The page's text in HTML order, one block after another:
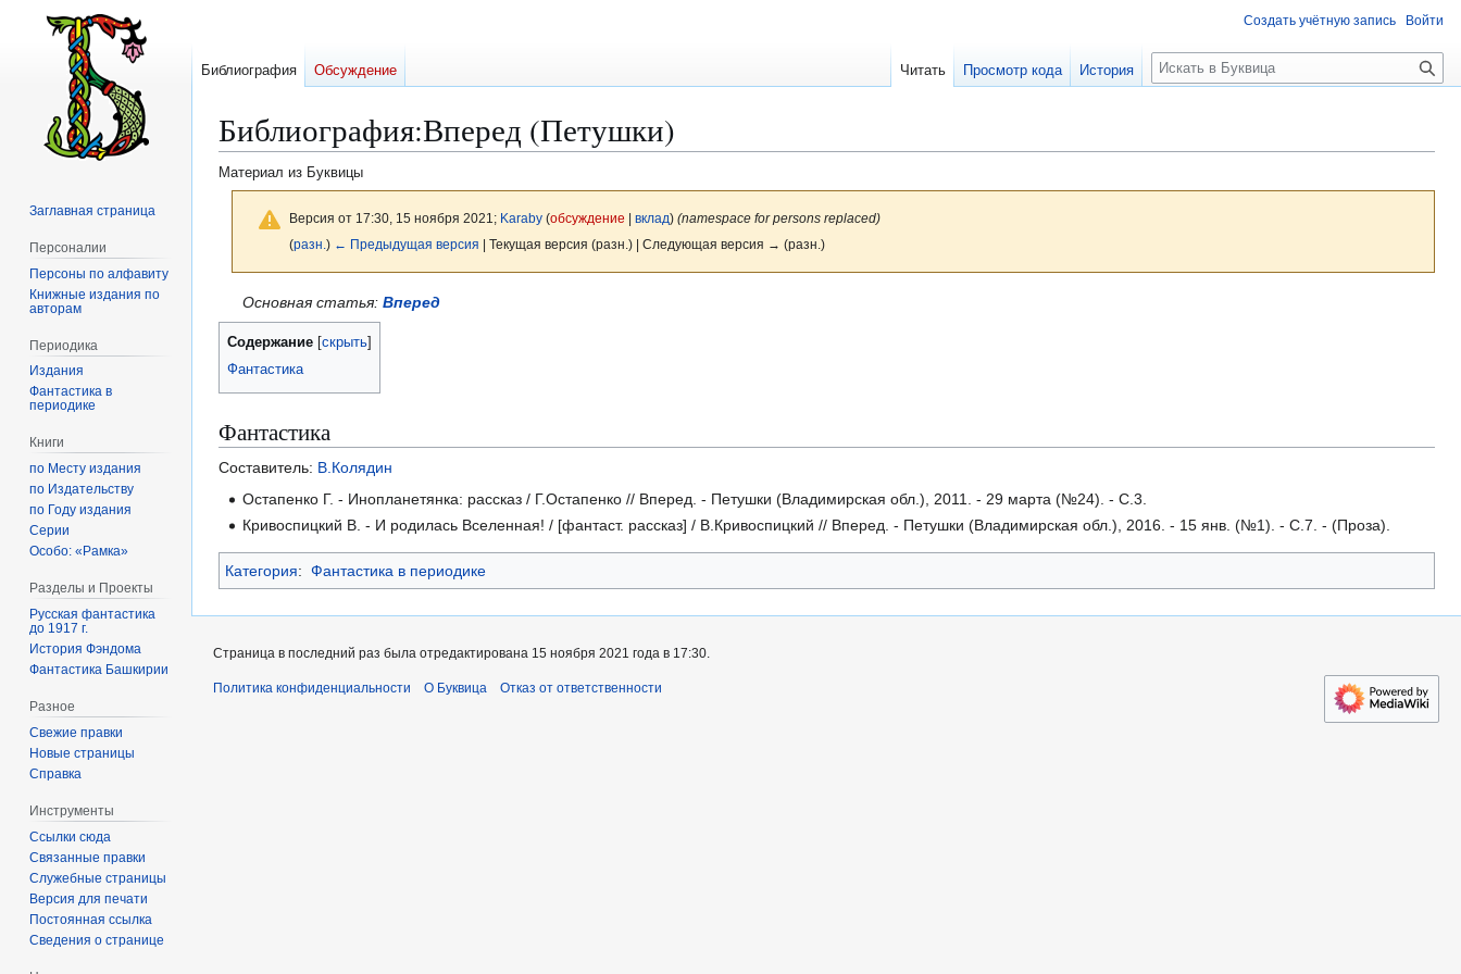
Библиография:Вперед (Петушки)
Материал из Буквицы
Версия от 17:30, 15 ноября 2021; Karaby (обсуждение вклад) (namespace for persons replaced)
(разн. ) ← Предыдущая версия | Текущая версия (разн.) | Следующая версия → (разн.)
Перейти
к
навигации
Перейти
к
поиску
Основная статья:Вперед
Содержание
Фантастика
Фантастика
Составитель: В.Колядин
Остапенко Г. - Инопланетянка: рассказ / Г.Остапенко // Вперед. - Петушки (Владимирская обл.), 2011. - 29 марта (№24). - С.3.
Кривоспицкий В. - И родилась Вселенная! / [фантаст. рассказ] / В.Кривоспицкий // Вперед. - Петушки (Владимирская обл.), 2016. - 15 янв. (№1). - С.7. - (Проза).
Категория: Фантастика в периодике
Создать учётную запись Войти
Библиография Обсуждение Читать Просмотр кода История
П
о
к
Заглавная страница
Персоналии
Персоны по алфавиту
Книжные издания по
авторам
Периодика
Издания
Фантастика в
периодике
Книги
по Месту издания
по Издательству
по Году издания
Серии
Особо: «Рамка»
Разделы и Проекты
Русская фантастика
до 1917 г.
История Фэндома
Фантастика Башкирии
Разное
Свежие правки
Новые страницы
Справка
Инструменты
Ссылки сюда
Связанные правки
Служебные страницы
Версия для печати
Постоянная ссылка
Сведения о странице
Страница в последний раз была отредактирована 15 ноября 2021 года в 17:30.
Политика конфиденциальности О Буквица Отказ от ответственности